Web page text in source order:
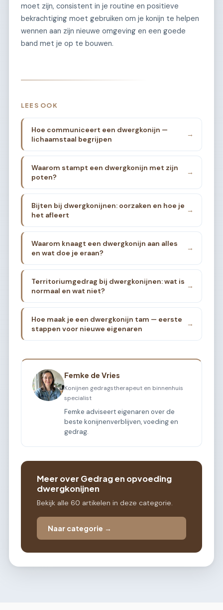
moet zijn, consistent in je routine en positieve
bekrachtiging moet gebruiken om je konijn te helpen
wennen aan zijn nieuwe omgeving en een goede
band met je op te bouwen.
LEES OOK
Hoe communiceert een dwergkonijn —
lichaamstaal begrijpen
→
Waarom stampt een dwergkonijn met zijn
poten?
→
Bijten bij dwergkonijnen: oorzaken en hoe je
het afleert
→
Waarom knaagt een dwergkonijn aan alles
en wat doe je eraan?
→
Territoriumgedrag bij dwergkonijnen: wat is
normaal en wat niet?
→
Hoe maak je een dwergkonijn tam — eerste
stappen voor nieuwe eigenaren
→
Femke de Vries
Konijnen gedragstherapeut en binnenhuis
specialist
Femke adviseert eigenaren over de
beste konijnenverblijven, voeding en
gedrag.
Meer over Gedrag en opvoeding
dwergkonijnen
Bekijk alle 60 artikelen in deze categorie.
Naar categorie →